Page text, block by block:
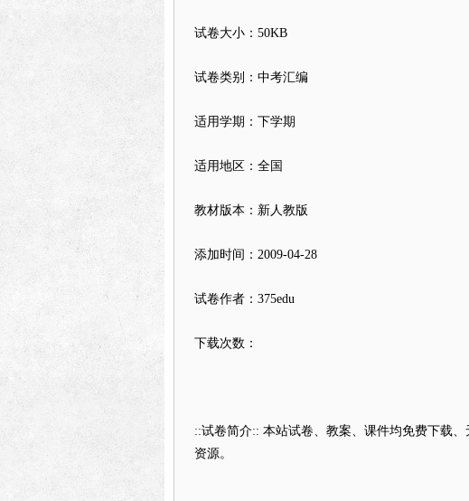
试卷大小：50KB
试卷类别：中考汇编
适用学期：下学期
适用地区：全国
教材版本：新人教版
添加时间：2009-04-28
试卷作者：375edu
下载次数：
::试卷简介:: 本站试卷、教案、课件均免费下载
资源。